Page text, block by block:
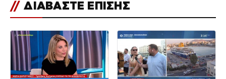
// ΔΙΑΒΑΣΤΕ ΕΠΙΣΗΣ